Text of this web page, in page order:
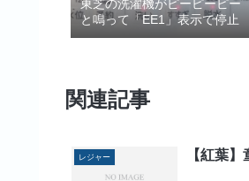
東芝の洗濯機がピーピーピー
と鳴って「EE1」表示で停止
関連記事
レジャー 【紅葉